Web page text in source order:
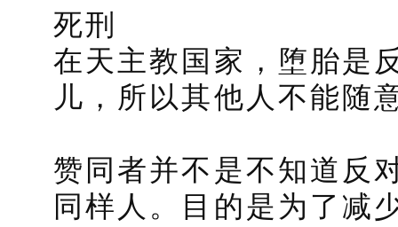
死刑
在天主教国家，堕胎是
儿，所以其他人不能随
赞同者并不是不知道反
同样人。目的是为了减